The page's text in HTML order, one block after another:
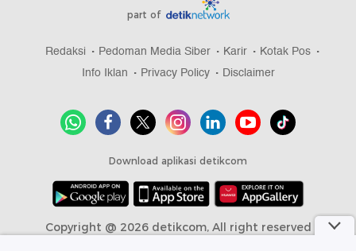
part of
Redaksi Pedoman Media Siber Karir
Kotak Pos
Info Iklan
Privacy Policy Disclaimer
Download aplikasi detikcom
Copyright @ 2026 detikcom, All right reserved